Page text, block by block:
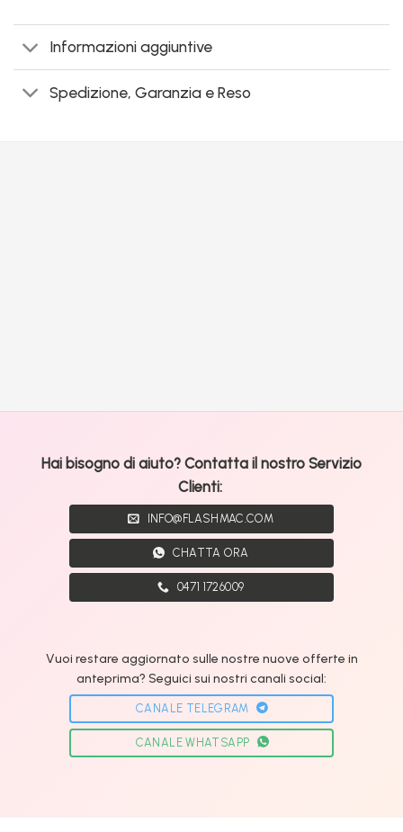
Informazioni aggiuntive
Spedizione, Garanzia e Reso
Hai bisogno di aiuto? Contatta il nostro Servizio
Clienti:
INFO@FLASHMAC.COM
CHATTA ORA
0471 1726009
Vuoi restare aggiornato sulle nostre nuove offerte in
anteprima? Seguici sui nostri canali social:
CANALE TELEGRAM
CANALE WHATSAPP